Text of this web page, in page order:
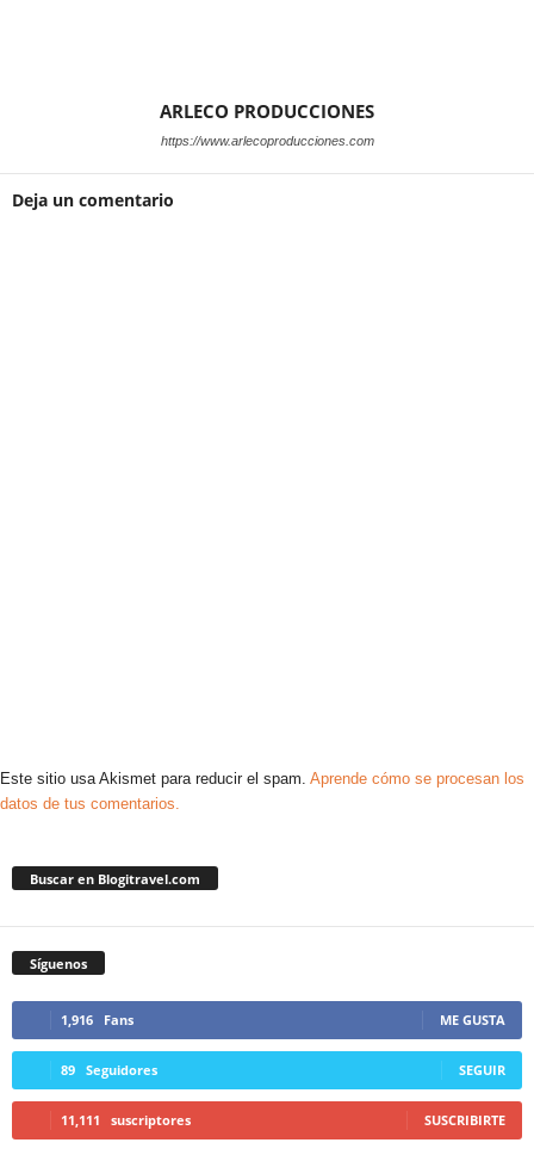
ARLECO PRODUCCIONES
https://www.arlecoproducciones.com
Deja un comentario
Este sitio usa Akismet para reducir el spam. Aprende cómo se procesan los
datos de tus comentarios.
Buscar en Blogitravel.com
Síguenos
1,916 Fans ME GUSTA
89 Seguidores SEGUIR
11,111 suscriptores SUSCRIBIRTE